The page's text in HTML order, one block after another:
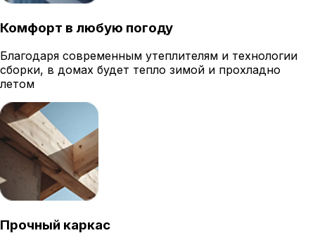
Комфорт в любую погоду
Благодаря современным утеплителям и технологии
сборки, в домах будет тепло зимой и прохладно
летом
Прочный каркас